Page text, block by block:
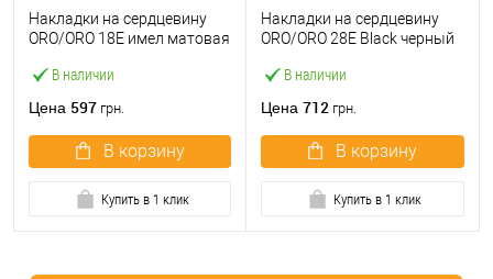
В наличии
Накладки на сердцевину
ORO/ORO 18E имел матовая
Цена 597 грн.
В корзину
Купить в 1 клик
В наличии
Накладки на сердцевину
ORO/ORO 28E Black черный
Цена 712 грн.
В корзину
Купить в 1 клик